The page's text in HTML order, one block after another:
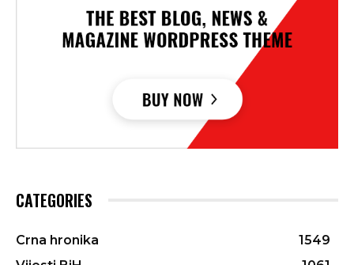
CATEGORIES
Crna hronika
1549